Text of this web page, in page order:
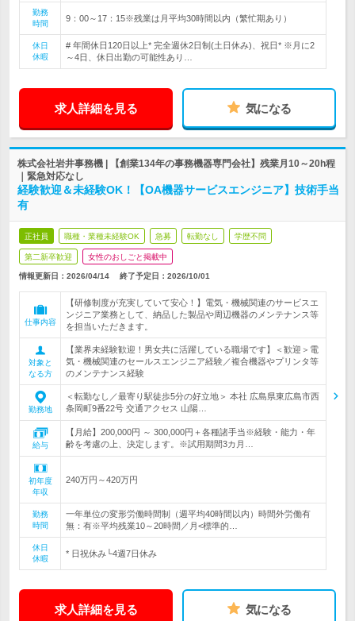
勤務
時間
9：00～17：15※残業は月平均30時間以内（繁忙期あり）
休日
休暇
# 年間休日120日以上* 完全週休2日制(土日休み)、祝日* ※月に2
～4日、休日出勤の可能性あり…
求人詳細を見る 気になる
株式会社岩井事務機 | 【創業134年の事務機器専門会社】残業月10～20h程
｜緊急対応なし
経験歓迎＆未経験OK！【OA機器サービスエンジニア】技術手当
有
正社員 職種・業種未経験OK 急募 転勤なし 学歴不問
第二新卒歓迎 女性のおしごと掲載中
情報更新日：2026/04/14 終了予定日： 2026/10/01
仕事内容
【研修制度が充実していて安心！】電気・機械関連のサービスエ
ンジニア業務として、納品した製品や周辺機器のメンテナンス等
を担当いただきます。
対象と
なる方
【業界未経験歓迎！男女共に活躍している職場です】＜歓迎＞電
気・機械関連のセールスエンジニア経験／複合機器やプリンタ等
のメンテナンス経験
勤務地
＜転勤なし／最寄り駅徒歩5分の好立地＞ 本社 広島県東広島市西
条岡町9番22号 交通アクセス 山陽…
給与
【月給】200,000円 ～ 300,000円＋各種諸手当※経験・能力・年
齢を考慮の上、決定します。※試用期間3カ月…
初年度
年収
240万円～420万円
勤務
時間
一年単位の変形労働時間制（週平均40時間以内）時間外労働有
無：有※平均残業10～20時間／月<標準的…
休日
休暇
* 日祝休み└4週7日休み
求人詳細を見る 気になる